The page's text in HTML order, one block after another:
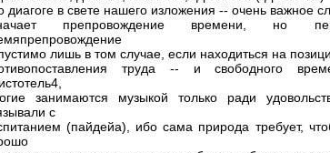
диагоге в свете нашего изложения -- очень важное
препровождение времени, но
лишь в том случае, если находиться на
труда -- и свободного
занимаются музыкой только ради
с
(пайдейа), ибо сама природа требует,